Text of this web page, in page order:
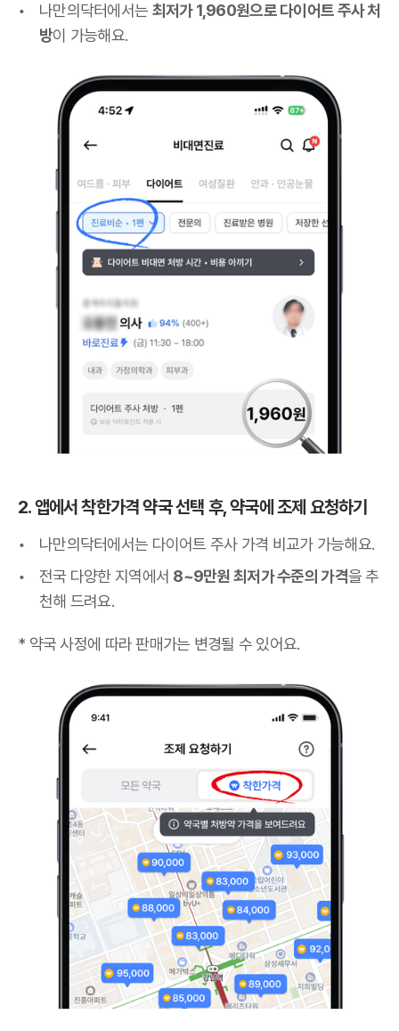
나만의닥터에서는 최저가 1,960원으로 다이어트 주사 처
방이 가능해요.
2. 앱에서 착한가격 약국 선택 후, 약국에 조제 요청하기
나만의닥터에서는 다이어트 주사 가격 비교가 가능해요.
전국 다양한 지역에서 8~9만원 최저가 수준의 가격을 추
천해 드려요.
* 약국 사정에 따라 판매가는 변경될 수 있어요.